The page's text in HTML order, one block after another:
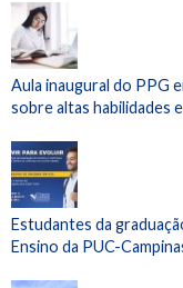
Aula inaugural do PPG
sobre altas habilidades
Estudantes da
Ensino da PUC-